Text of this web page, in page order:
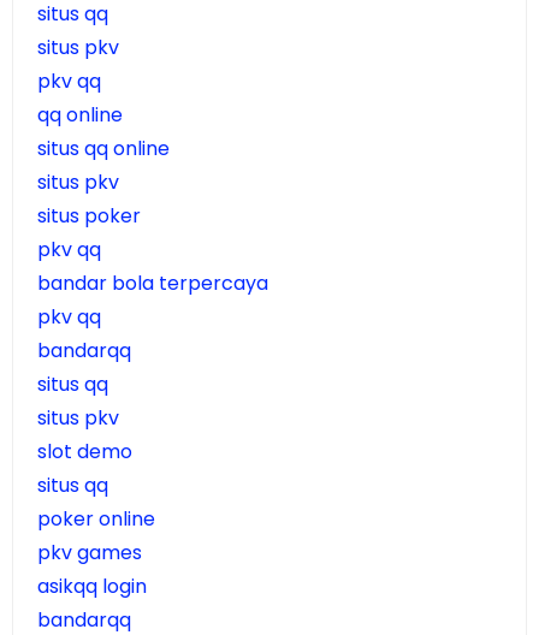
situs qq
situs pkv
pkv qq
qq online
situs qq online
situs pkv
situs poker
pkv qq
bandar bola terpercaya
pkv qq
bandarqq
situs qq
situs pkv
slot demo
situs qq
poker online
pkv games
asikqq login
bandarqq